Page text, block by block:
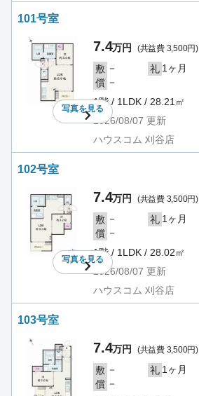
101号室
写真を見る
7.4万円 (共益費 3,500円)
敷 － 礼 1ヶ月
償 －
1階 / 1LDK / 28.21㎡
2026/08/07 更新
ハウスコム 刈谷店
102号室
写真を見る
7.4万円 (共益費 3,500円)
敷 － 礼 1ヶ月
償 －
1階 / 1LDK / 28.02㎡
2026/08/07 更新
ハウスコム 刈谷店
103号室
7.4万円 (共益費 3,500円)
敷 － 礼 1ヶ月
償 －